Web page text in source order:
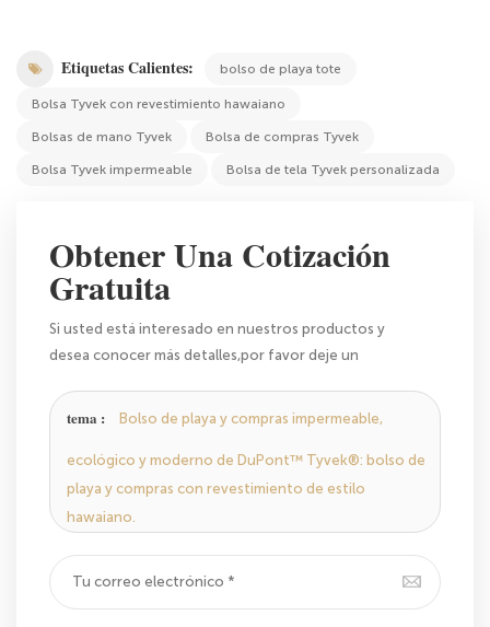
Etiquetas Calientes: bolso de playa tote
Bolsa Tyvek con revestimiento hawaiano
Bolsas de mano Tyvek Bolsa de compras Tyvek
Bolsa Tyvek impermeable Bolsa de tela Tyvek personalizada
Obtener Una Cotización
Gratuita
Si usted está interesado en nuestros productos y
desea conocer más detalles,por favor deje un
podamos.
tema : Bolso de playa y compras impermeable,
ecológico y moderno de DuPont™ Tyvek®: bolso de
playa y compras con revestimiento de estilo
hawaiano.